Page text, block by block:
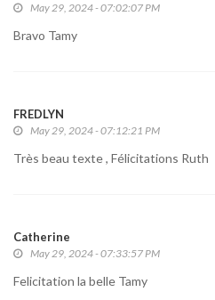
May 29, 2024 - 07:02:07 PM
Bravo Tamy
FREDLYN
May 29, 2024 - 07:12:21 PM
Très beau texte , Félicitations Ruth
Catherine
May 29, 2024 - 07:33:57 PM
Felicitation la belle Tamy